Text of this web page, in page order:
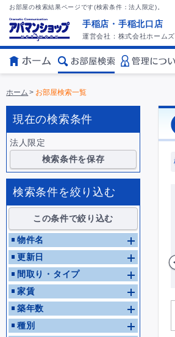
お部屋の検索結果ページです(検索条件：法人限定)。
手稲店・手稲北口店
運営会社：株式会社ホームズ
ホーム > お部屋検索一覧
デザイナーズルーム
現在の検索条件
法人限定
検索条件を保存
検索条件を絞り込む
この条件で絞り込む
物件名
更新日
間取り・タイプ
家賃
築年数
種別